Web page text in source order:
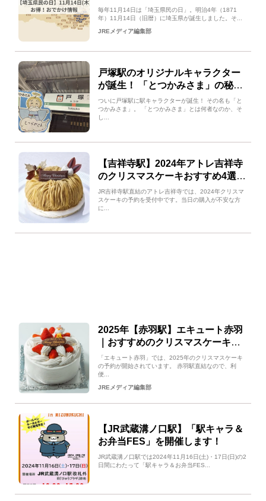
毎年11月14日は「埼玉県民の日」。明治4年（1871
年）11月14日（旧暦）に埼玉県が誕生しました。そ...
JREメディア編集部
戸塚駅のオリジナルキャラクター
が誕生！ 「とつかみさま」の秘密
とは？
ついに戸塚駅に駅キャラクターが誕生！ その名も「と
つかみさま」。 「とつかみさま」とは何者なのか、そ
し...
【吉祥寺駅】2024年アトレ吉祥寺
のクリスマスケーキおすすめ4選！
事前予約は「ネットでエキナカ」
で！
JR吉祥寺駅直結のアトレ吉祥寺では、2024年クリスマ
スケーキの予約を受付中です。当日の購入が不安な方
に...
2025年【赤羽駅】エキュート赤羽
｜おすすめのクリスマスケーキの
ご紹介
「エキュート赤羽」では、2025年のクリスマスケーキ
の予約が開始されています。 赤羽駅直結なので、利
便...
JREメディア編集部
【JR武蔵溝ノ口駅】「駅キャラ＆
お弁当FES」を開催します！
JR武蔵溝ノ口駅では2024年11月16日(土)・17日(日)の2
日間にわたって「駅キャラ＆お弁当FES...